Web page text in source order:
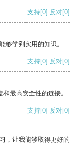
支持[0] 反对[0]
够学到实用的知识。
支持[0] 反对[0]
最高安全性的连接。
支持[0] 反对[0]
，让我能够取得更好的